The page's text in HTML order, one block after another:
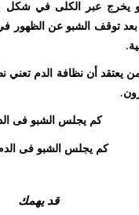
يخرج عبر الكلى في شكل
توقف الشبو عن الظهور
يعتقد أن نظافة الدم تعني
كم يجلس الشبو فى
قد يهمك